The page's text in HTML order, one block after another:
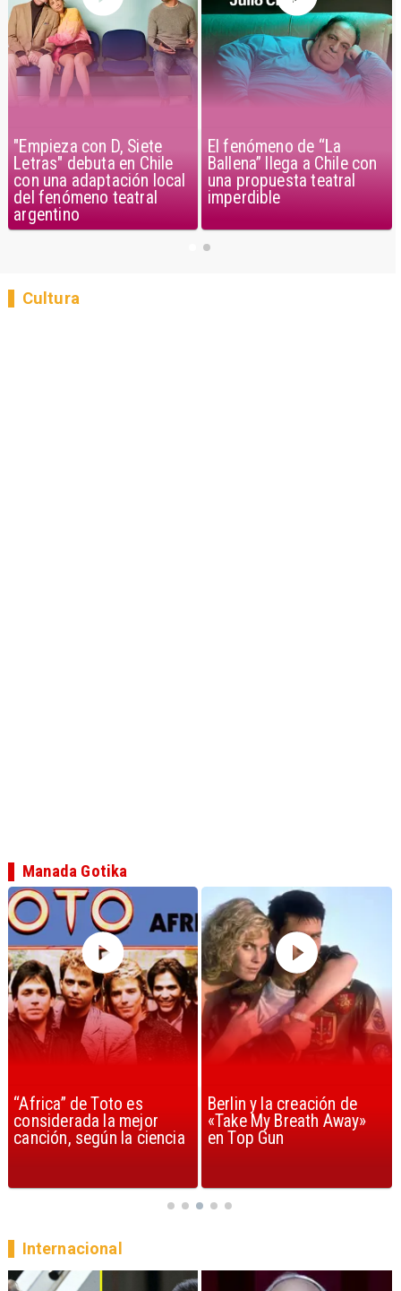
"Empieza con D, Siete
Letras" debuta en Chile
con una adaptación local
del fenómeno teatral
argentino
El fenómeno de “La
Ballena” llega a Chile con
una propuesta teatral
imperdible
Cultura
“Africa” de Toto es
considerada la mejor
canción, según la ciencia
Berlin y la creación de
«Take My Breath Away»
en Top Gun
Manada Gotika
Internacional